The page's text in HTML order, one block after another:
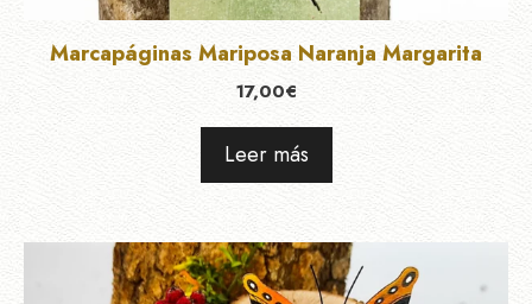
Marcapáginas Mariposa Naranja Margarita
17,00€
Leer más